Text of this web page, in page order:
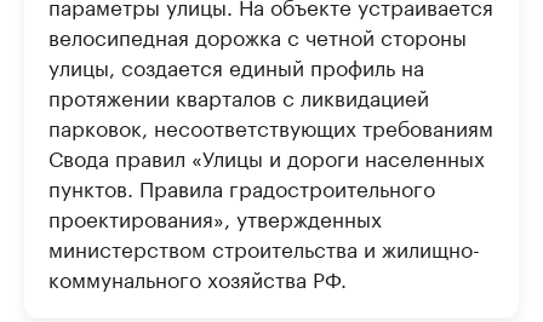
велосипедная дорожка с четной стороны
улицы, создается единый профиль на
протяжении кварталов с ликвидацией
парковок, несоответствующих требованиям
Свода правил «Улицы и дороги населенных
пунктов. Правила градостроительного
проектирования», утвержденных
министерством строительства и жилищно-
коммунального хозяйства РФ.